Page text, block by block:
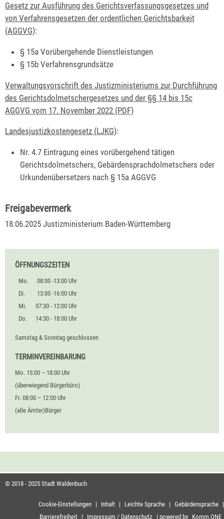
Gesetz zur Ausführung des Gerichtsverfassungsgesetzes und
von Verfahrensgesetzen der ordentlichen Gerichtsbarkeit
(AGGVG):
§ 15a Vorübergehende Dienstleistungen
§ 15b Verfahrensgrundsätze
Verwaltungsvorschrift des Justizministeriums zur Durchführung
des Gerichtsdolmetschergesetzes und der §§ 14 bis 15c
AGGVG vom 17. November 2022 (PDF)
Landesjustizkostengesetz (LJKG):
Nr. 4.7 Eintragung eines vorübergehend tätigen
Gerichtsdolmetschers, Gebärdensprachdolmetschers oder
Urkundenübersetzers nach § 15a AGGVG
Freigabevermerk
18.06.2025 Justizministerium Baden-Württemberg
ÖFFNUNGSZEITEN
Mo.
08:00 -13:00 Uhr
Di.
13:00 -16:00 Uhr
Mi.
07:30 - 12:00 Uhr
Do.
14:30 - 18:00 Uhr
Samstag & Sonntag geschlossen
TERMINVEREINBARUNG
Mo. 15:00 – 18:00 Uhr
(überwiegend Bürgerbüro)
Fr. 08:00 – 12:00 Uhr
(alle Ämter)Bürger
© 2018 - 2025 Stadt Waldenbuch
Cookie-Einstellungen | Inhalt | Leichte Sprache | Gebärdensprache |
Barrierefreiheit | Impressum / Datenschutz | powered by Komm.ONE